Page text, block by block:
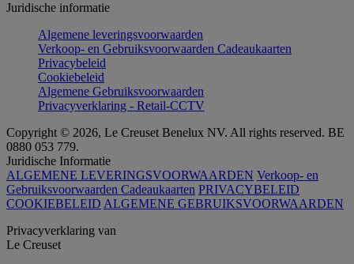
Juridische informatie
Algemene leveringsvoorwaarden
Verkoop- en Gebruiksvoorwaarden Cadeaukaarten
Privacybeleid
Cookiebeleid
Algemene Gebruiksvoorwaarden
Privacyverklaring - Retail-CCTV
Copyright © 2026, Le Creuset Benelux NV. All rights reserved. BE
0880 053 779.
Juridische Informatie
ALGEMENE LEVERINGSVOORWAARDEN Verkoop- en
Gebruiksvoorwaarden Cadeaukaarten PRIVACYBELEID
COOKIEBELEID ALGEMENE GEBRUIKSVOORWAARDEN
Privacyverklaring van
Le Creuset